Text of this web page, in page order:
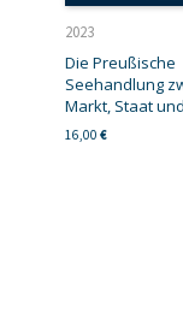
2023
Die Preußische
Seehandlung
Markt, Staat
16,00 €